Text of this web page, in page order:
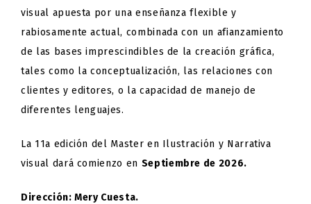
visual apuesta por una enseñanza flexible y
rabiosamente actual, combinada con un afianzamiento
de las bases imprescindibles de la creación gráfica,
tales como la conceptualización, las relaciones con
clientes y editores, o la capacidad de manejo de
diferentes lenguajes.
La 11a edición del Master en Ilustración y Narrativa
visual dará comienzo en Septiembre de 2026.
Dirección: Mery Cuesta.